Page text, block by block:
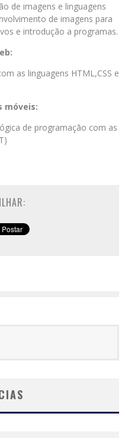
de imagens e linguagens
de imagens para
e introdução a programas.
as linguagens HTML,CSS e
móveis:
de programação com as